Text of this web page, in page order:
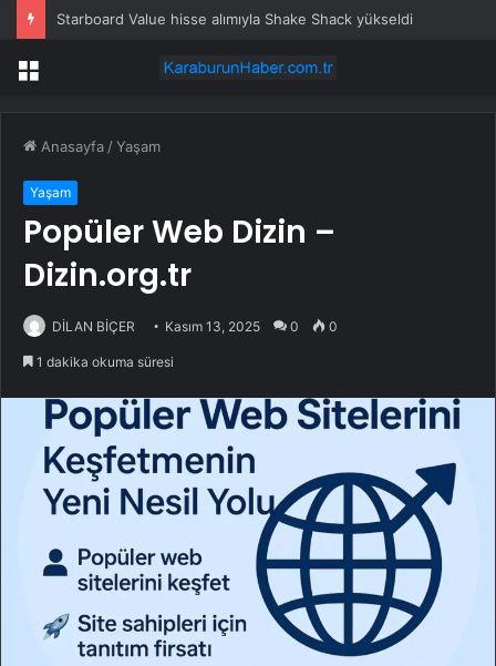
Starboard Value hisse alımıyla Shake Shack yükseldi
Menü
Anasayfa /Yaşam
Yaşam
Popüler Web Dizin –
Dizin.org.tr
DİLAN BİÇER Kasım 13, 2025 0 0
1 dakika okuma süresi